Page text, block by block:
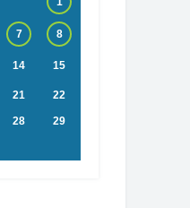
7 8
14 15
21 22
28 29